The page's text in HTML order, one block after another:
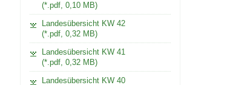
(*.pdf, 0,10 MB)
Landesübersicht KW 42
(*.pdf, 0,32 MB)
Landesübersicht KW 41
(*.pdf, 0,32 MB)
Landesübersicht KW 40